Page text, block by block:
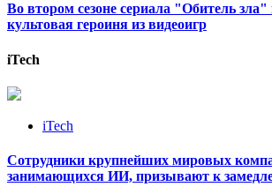
Во втором сезоне сериала "Обитель зла"
культовая героиня из видеоигр
iTech
iTech
Сотрудники крупнейших мировых
занимающихся ИИ, призывают к